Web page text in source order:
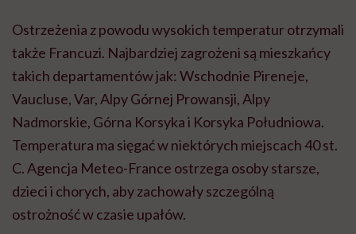
Ostrzeżenia z powodu wysokich temperatur otrzymali
także Francuzi. Najbardziej zagrożeni są mieszkańcy
takich departamentów jak: Wschodnie Pireneje,
Vaucluse, Var, Alpy Górnej Prowansji, Alpy
Nadmorskie, Górna Korsyka i Korsyka Południowa.
Temperatura ma sięgać w niektórych miejscach 40 st.
C. Agencja Meteo-France ostrzega osoby starsze,
dzieci i chorych, aby zachowały szczególną
ostrożność w czasie upałów.